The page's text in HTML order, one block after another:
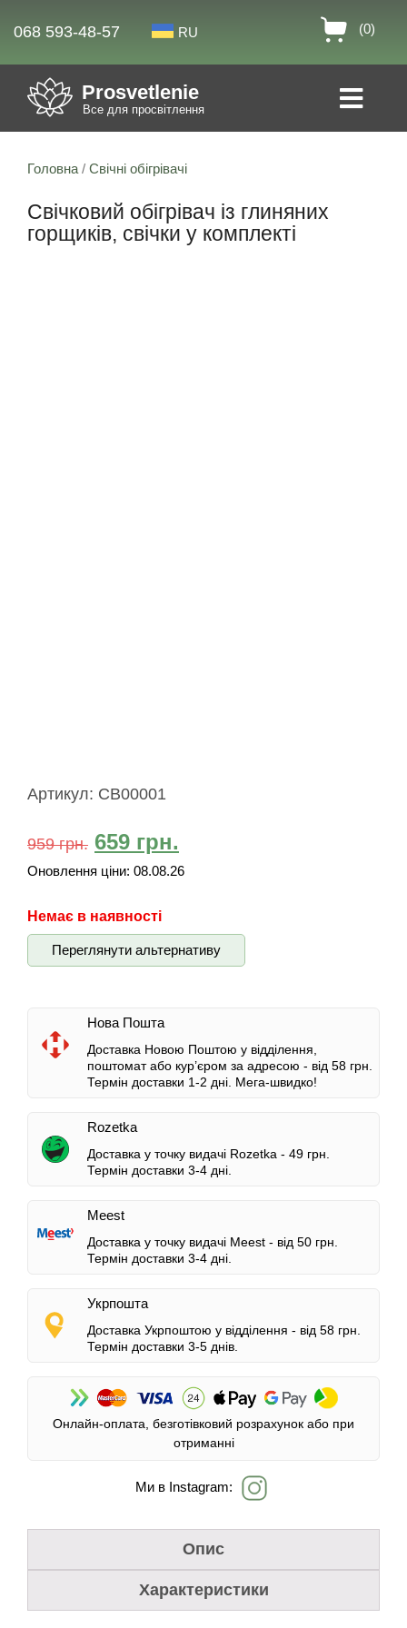
068 593-48-57 RU (0)
Prosvetlenie
Все для просвітлення
Головна / Свічні обігрівачі
Свічковий обігрівач із глиняних
горщиків, свічки у комплекті
Артикул: CB00001
959грн. 659 грн.
Оновлення ціни: 08.08.26
Немає в наявності
Переглянути альтернативу
Нова Пошта
Доставка Новою Поштою у відділення,
поштомат або кур’єром за адресою - від 58 грн.
Термін доставки 1-2 дні. Мега-швидко!
Rozetka
Доставка у точку видачі Rozetka - 49 грн.
Термін доставки 3-4 дні.
Meest
Доставка у точку видачі Meest - від 50 грн.
Термін доставки 3-4 дні.
Укрпошта
Доставка Укрпоштою у відділення - від 58 грн.
Термін доставки 3-5 днів.
Онлайн-оплата, безготівковий розрахунок або при
отриманні
Ми в Instagram:
Опис
Характеристики